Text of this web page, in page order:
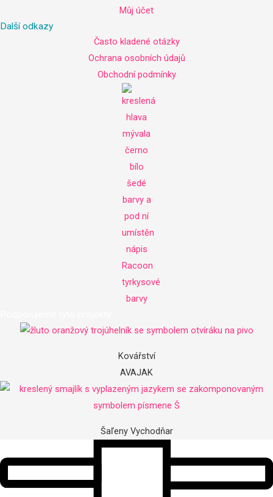
Můj účet
Další odkazy
Často kladené otázky
Ochrana osobních údajů
Obchodní podmínky
Kovářství
AVAJAK
Šaľeny Vychodňar​